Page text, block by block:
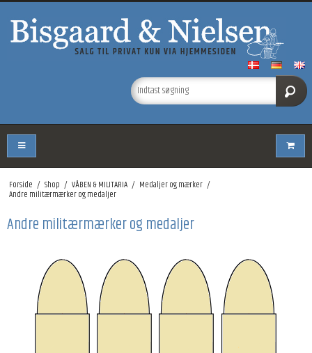
Forside / Shop / VÅBEN & MILITARIA / Medaljer og mærker /
Andre militærmærker og medaljer
Andre militærmærker og medaljer